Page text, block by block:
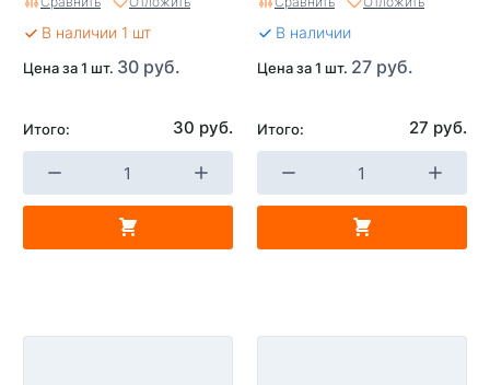
В наличии 1 шт
Цена за 1 шт. 30 руб.
Итого: 30 руб.
В наличии
Цена за 1 шт. 27 руб.
Итого: 27 руб.